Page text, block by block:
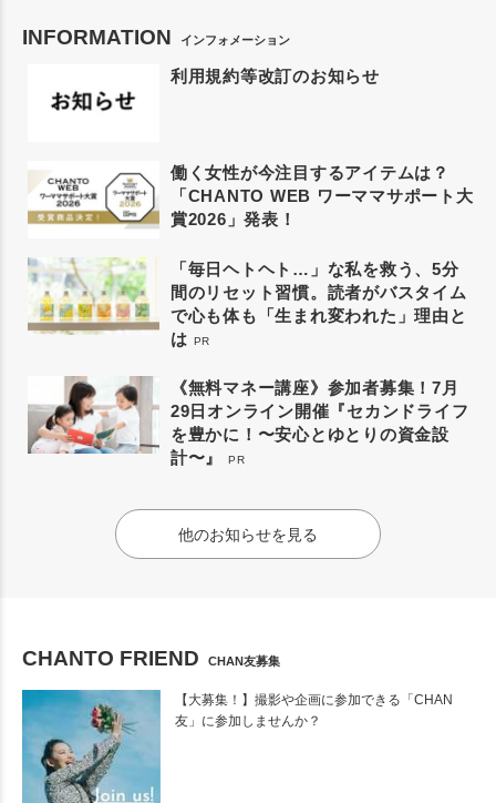
INFORMATION インフォメーション
利用規約等改訂のお知らせ
働く女性が今注目するアイテムは？
「CHANTO WEB ワーママサポート大
賞2026」発表！
「毎日ヘトヘト…」な私を救う、5分
間のリセット習慣。読者がバスタイム
で心も体も「生まれ変われた」理由と
は PR
《無料マネー講座》参加者募集！7月
29日オンライン開催『セカンドライフ
を豊かに！〜安心とゆとりの資金設
計〜』
PR
他のお知らせを見る
CHANTO FRIEND CHAN友募集
【大募集！】撮影や企画に参加できる「CHAN
友」に参加しませんか？